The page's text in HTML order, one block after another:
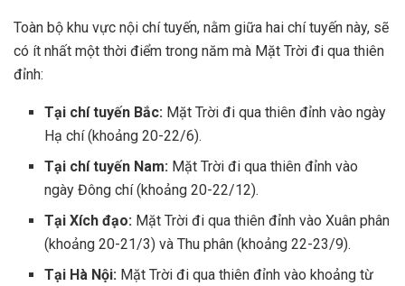
Toàn bộ khu vực nội chí tuyến, nằm giữa hai chí tuyến này, sẽ
có ít nhất một thời điểm trong năm mà Mặt Trời đi qua thiên
đỉnh:
Tại chí tuyến Bắc: Mặt Trời đi qua thiên đỉnh vào ngày
Hạ chí (khoảng 20-22/6).
Tại chí tuyến Nam: Mặt Trời đi qua thiên đỉnh vào
ngày Đông chí (khoảng 20-22/12).
Tại Xích đạo: Mặt Trời đi qua thiên đỉnh vào Xuân phân
(khoảng 20-21/3) và Thu phân (khoảng 22-23/9).
Tại Hà Nội: Mặt Trời đi qua thiên đỉnh vào khoảng từ